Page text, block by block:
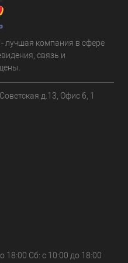
лучшая компания в сфере
связь и
д.13, Офис 6, 1
18:00 Сб: с 10:00 до 18:00